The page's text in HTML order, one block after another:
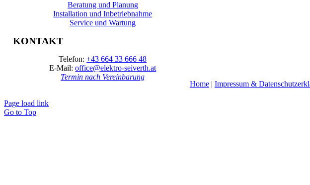
Beratung und Planung
Installation und Inbetriebnahme
Service und Wartung
KONTAKT
Telefon:+43 664 33 666 48
E-Mail:office@elektro-seiverth.at
Termin nach Vereinbarung
Home| Impressum &
Page load link
Go to Top